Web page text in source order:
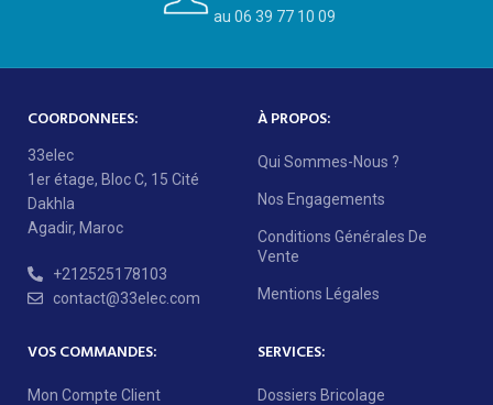
au 06 39 77 10 09
COORDONNEES:
33elec
1er étage, Bloc C, 15 Cité
Dakhla
Agadir, Maroc
+212525178103
contact@33elec.com
À PROPOS:
Qui Sommes-Nous ?
Nos Engagements
Conditions Générales De
Vente
Mentions Légales
VOS COMMANDES:
Mon Compte Client
SERVICES:
Dossiers Bricolage